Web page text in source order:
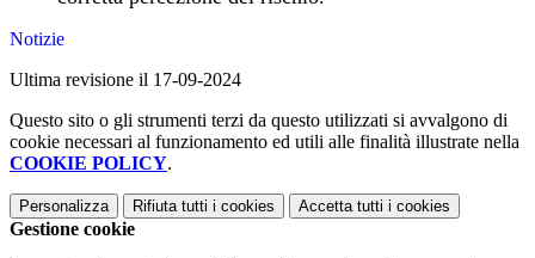
Notizie
Ultima revisione il 17-09-2024
Questo sito o gli strumenti terzi da questo utilizzati si avvalgono di
cookie necessari al funzionamento ed utili alle finalità illustrate nella
COOKIE POLICY.
Personalizza Rifiuta tutti i cookies Accetta tutti i cookies
Gestione cookie